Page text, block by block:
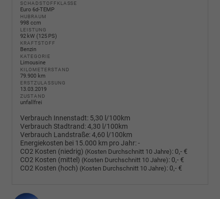
SCHADSTOFFKLASSE
Euro 6d-TEMP
HUBRAUM
998 ccm
LEISTUNG
92 kW (125 PS)
KRAFTSTOFF
Benzin
KATEGORIE
Limousine
KILOMETERSTAND
79.900 km
ERSTZULASSUNG
13.03.2019
ZUSTAND
unfallfrei
Verbrauch Innenstadt: 5,30 l/100km
Verbrauch Stadtrand:4,30 l/100km
Verbrauch Landstraße:4,60 l/100km
Energiekosten bei 15.000 km pro Jahr:-
CO2 Kosten (niedrig) (Kosten Durchschnitt 10 Jahre): 0,- €
CO2 Kosten (mittel) (Kosten Durchschnitt 10 Jahre): 0,- €
CO2 Kosten (hoch) (Kosten Durchschnitt 10 Jahre): 0,- €